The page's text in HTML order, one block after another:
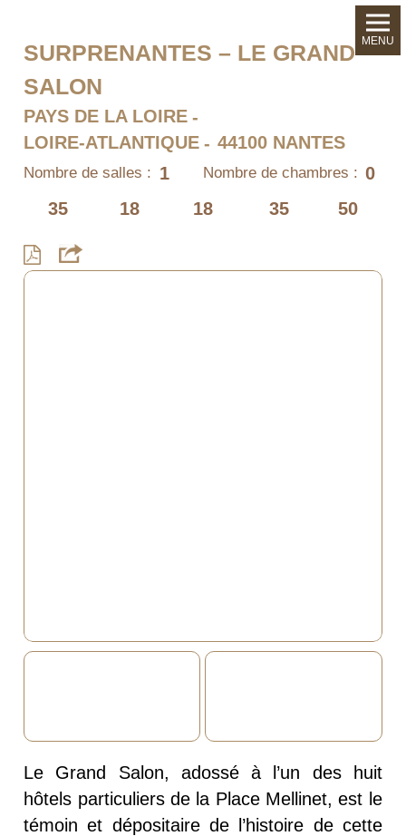
SURPRENANTES – LE GRAND
SALON
PAYS DE LA LOIRE
LOIRE-ATLANTIQUE
44100 NANTES
Nombre de salles : 1 Nombre de chambres : 0
35
18 18 35 50
Le Grand Salon, adossé à l’un des huit
hôtels particuliers de la Place Mellinet, est le
témoin et dépositaire de l’histoire de cette
MENU